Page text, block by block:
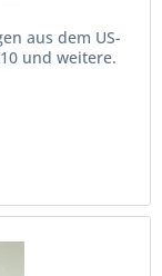
aus dem US-
und weitere.